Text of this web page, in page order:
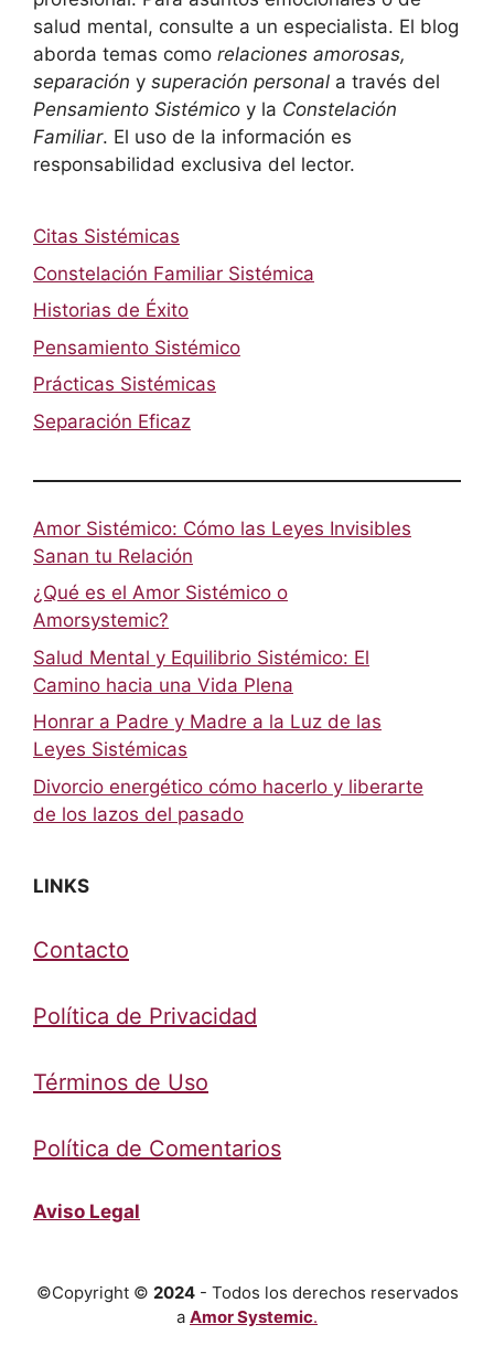
salud mental, consulte a un especialista. El blog
aborda temas como relaciones amorosas,
separación y superación personal a través del
Pensamiento Sistémico y la Constelación
Familiar. El uso de la información es
responsabilidad exclusiva del lector.
Citas Sistémicas
Constelación Familiar Sistémica
Historias de Éxito
Pensamiento Sistémico
Prácticas Sistémicas
Separación Eficaz
Amor Sistémico: Cómo las Leyes Invisibles
Sanan tu Relación
¿Qué es el Amor Sistémico o
Amorsystemic?
Salud Mental y Equilibrio Sistémico: El
Camino hacia una Vida Plena
Honrar a Padre y Madre a la Luz de las
Leyes Sistémicas
Divorcio energético cómo hacerlo y liberarte
de los lazos del pasado
LINKS
Contacto
Política de Privacidad
Términos de Uso
Política de Comentarios
Aviso Legal
©Copyright © 2024- Todos los derechos reservados
a Amor Systemic.